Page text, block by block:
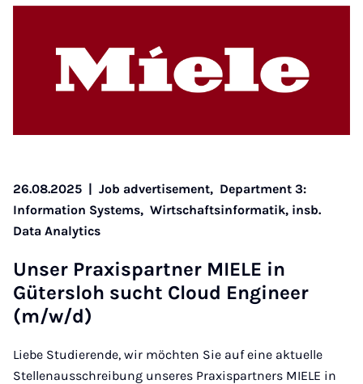
26.08.2025 | Job advertisement, Department 3:
Information Systems, Wirtschaftsinformatik, insb.
Data Analytics
Un­ser Prax­is­part­ner MIELE in
Gütersloh sucht Cloud En­gin­eer
(m/w/d)
Liebe Studierende, wir möchten Sie auf eine aktuelle
Stellenausschreibung unseres Praxispartners MIELE in